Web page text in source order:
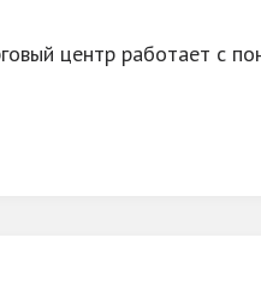
центр работает с